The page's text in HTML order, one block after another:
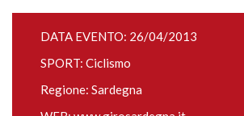
DATA EVENTO: 26/04/2013
SPORT: Ciclismo
Regione: Sardegna